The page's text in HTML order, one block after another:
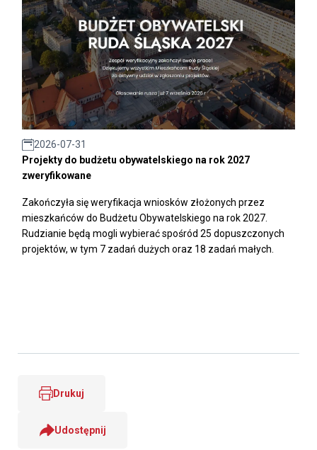
2026-07-31
Projekty do budżetu obywatelskiego na rok 2027
zweryfikowane
Zakończyła się weryfikacja wniosków złożonych przez
mieszkańców do Budżetu Obywatelskiego na rok 2027.
Rudzianie będą mogli wybierać spośród 25 dopuszczonych
projektów, w tym 7 zadań dużych oraz 18 zadań małych.
Drukuj
Udostępnij